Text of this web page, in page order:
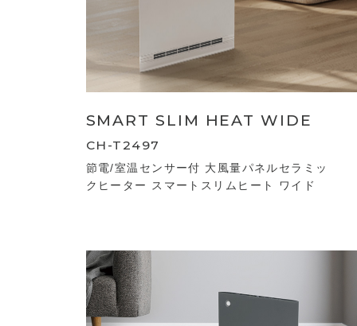
SMART SLIM HEAT WIDE
CH-T2497
節電/室温センサー付 大風量パネルセラミッ
クヒーター スマートスリムヒート ワイド